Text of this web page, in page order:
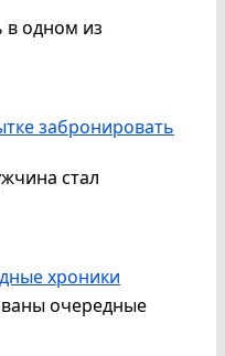
в одном из
забронировать
стал
хроники
очередные